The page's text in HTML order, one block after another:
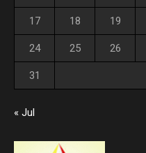
17 18 19
24 25 26
31
« Jul